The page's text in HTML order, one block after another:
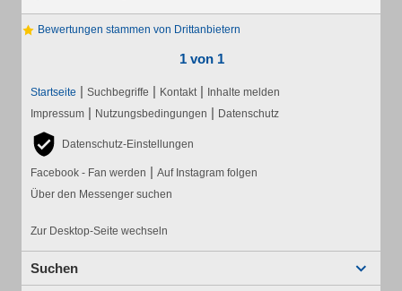
Bewertungen stammen von Drittanbietern
1 von 1
Startseite | Suchbegriffe | Kontakt | Inhalte melden
Impressum | Nutzungsbedingungen | Datenschutz
Datenschutz-Einstellungen
Facebook - Fan werden | Auf Instagram folgen
Über den Messenger suchen
Zur Desktop-Seite wechseln
Suchen